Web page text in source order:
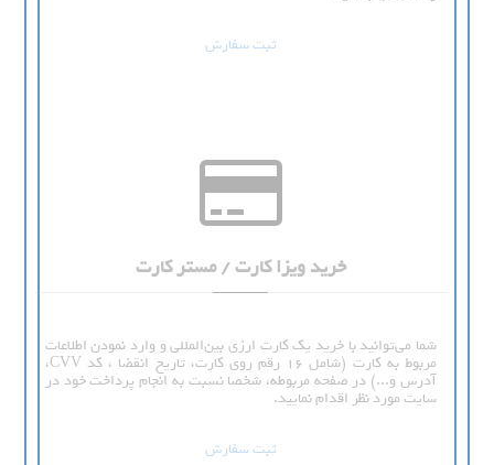
ثبت سفارش
خرید ویزا کارت / مستر کارت
شما می‌توانید با خرید یک کارت ارزی بین‌المللی و وارد نمودن اطلاعات
مربوط به کارت (شامل 16 رقم روی کارت، تاریخ انقضا ، کد CVV،
آدرس و...) در صفحه مربوطه، شخصا نسبت به انجام پرداخت خود در
سایت مورد نظر اقدام نمایید.
ثبت سفارش